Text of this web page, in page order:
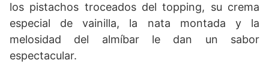
los pistachos troceados del topping, su crema
especial de vainilla, la nata montada y la
melosidad del almíbar le dan un sabor
espectacular.